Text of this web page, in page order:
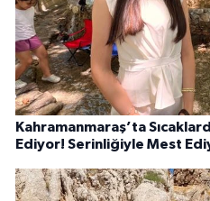
Kahramanmaraş’ta
Ediyor! Serinliğiyle Mest